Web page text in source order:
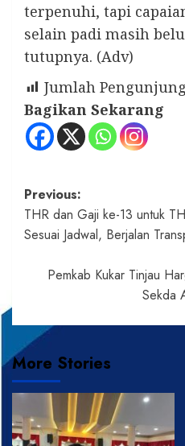
terpenuhi, tapi
selain padi masih
tutupnya. (Adv)
Jumlah
Bagikan Sekarang
Post
navigation
Previous:
THR dan Gaji ke-13 untuk
Sesuai Jadwal, Berjalan
Pemkab Kukar Tinjau
Sekda
More Stories